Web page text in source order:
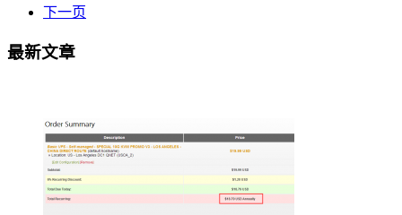
下一页
最新文章